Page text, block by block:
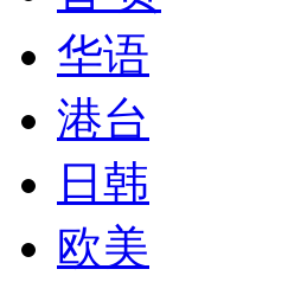
华语
港台
日韩
欧美